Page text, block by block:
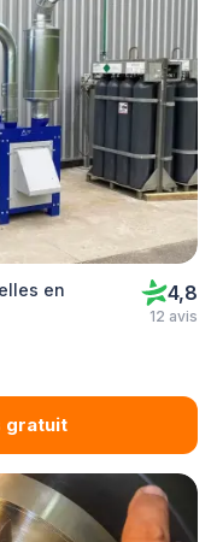
en
4,8
12 avis
gratuit